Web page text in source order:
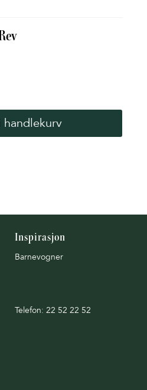
handlekurv
Inspirasjon
Barnevogner
Telefon: 22 52 22 52